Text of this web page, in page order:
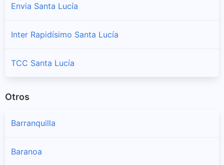
Envia Santa Lucía
Inter Rapidísimo Santa Lucía
TCC Santa Lucía
Otros
Barranquilla
Baranoa